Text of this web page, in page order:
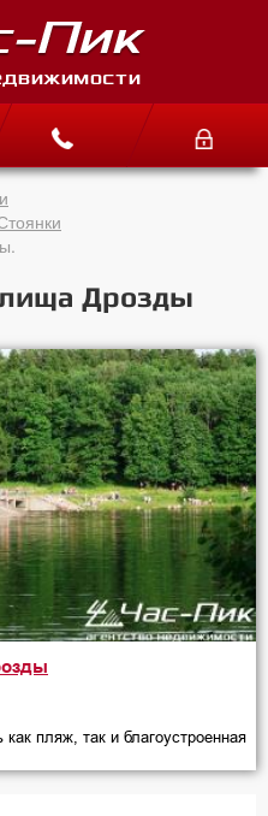
Дрозды
пляж, так и благоустроенная